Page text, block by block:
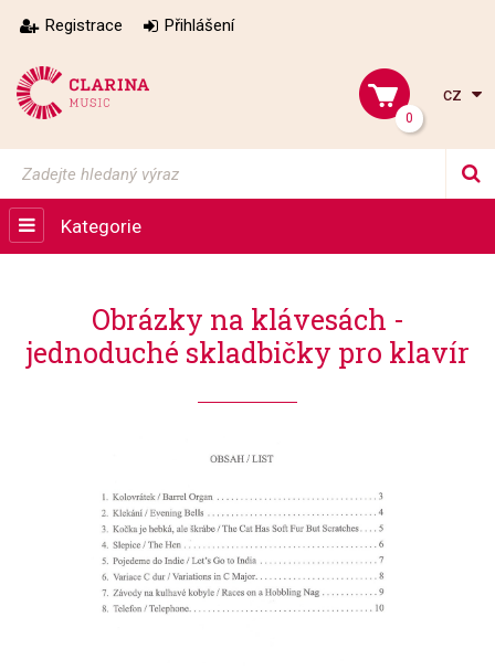
Registrace Přihlášení
0
cz
Kategorie
Obrázky na klávesách -
jednoduché skladbičky pro klavír